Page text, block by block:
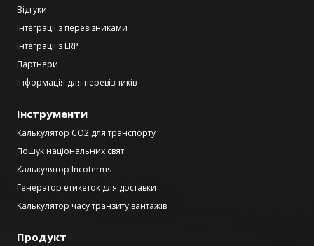
Відгуки
Інтеграції з перевізниками
Інтеграції з ERP
Партнери
Інформація для перевізників
Інструменти
Калькулятор CO2 для транспорту
Пошук національних свят
Калькулятор Incoterms
Генератор етикеток для доставки
Калькулятор часу транзиту вантажів
Продукт